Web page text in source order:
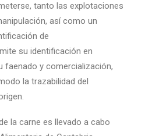
tanto las explotaciones
así como un
de
su identificación en
faenado y comercialización,
la trazabilidad del
la carne es llevado a cabo